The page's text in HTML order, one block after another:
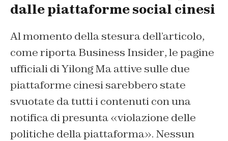
dalle piattaforme social cinesi
Al momento della stesura dell’articolo,
come riportaBusiness Insider, le pagine
ufficiali di Yilong Ma attive sulle due
piattaforme cinesi sarebbero state
svuotate da tutti i contenuti con una
notifica di presunta «violazione delle
politiche della piattaforma». Nessun